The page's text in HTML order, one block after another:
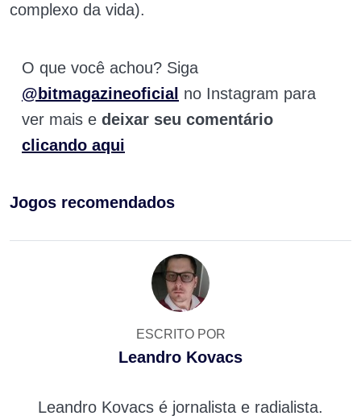
complexo da vida).
O que você achou? Siga
@bitmagazineoficial no Instagram para
ver mais e deixar seu comentário
clicando aqui
Jogos recomendados
ESCRITO POR
Leandro Kovacs
Leandro Kovacs é jornalista e radialista.